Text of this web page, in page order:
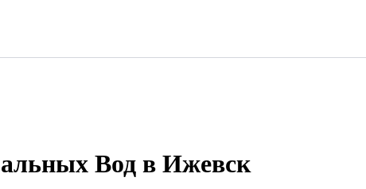
Вод в Ижевск